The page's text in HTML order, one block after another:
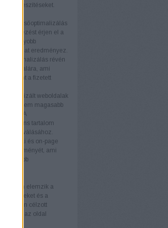
az erőfeszítéseket.
A keresőoptimalizálás
helyezést érjen el a
Ez nagyobb
forgalmat eredményez.
révén
az oldalára, ami
mint a fizetett
optimalizált weboldalak
hanem magasabb
A
releváns tartalom
válásához.
technikai és on-page
élményét, ami
elemzik a
erősségeket és a
alapján célzott
növelik az oldal